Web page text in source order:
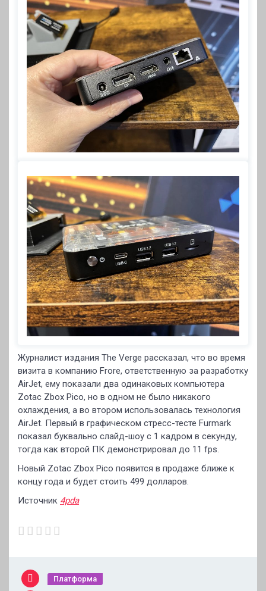
Журналист издания The Verge рассказал, что во время
визита в компанию Frore, ответственную за разработку
AirJet, ему показали два одинаковых компьютера
Zotac Zbox Pico, но в одном не было никакого
охлаждения, а во втором использовалась технология
AirJet. Первый в графическом стресс-тесте Furmark
показал буквально слайд-шоу с 1 кадром в секунду,
тогда как второй ПК демонстрировал до 11 fps.
Новый Zotac Zbox Pico появится в продаже ближе к
концу года и будет стоить 499 долларов.
Источник 4pda
Платформа